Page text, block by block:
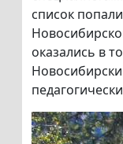
список
оказались в